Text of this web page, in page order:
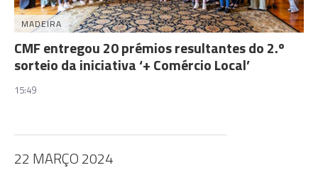
MADEIRA
CMF entregou 20 prémios resultantes do 2.º
sorteio da iniciativa ‘+ Comércio Local’
15:49
22 MARÇO 2024